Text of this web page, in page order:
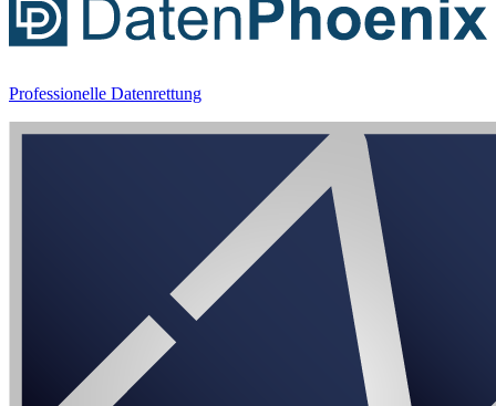
Professionelle Datenrettung